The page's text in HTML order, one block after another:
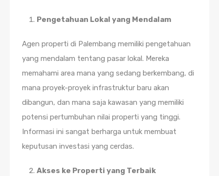
Pengetahuan Lokal yang Mendalam
Agen properti di Palembang memiliki pengetahuan
yang mendalam tentang pasar lokal. Mereka
memahami area mana yang sedang berkembang, di
mana proyek-proyek infrastruktur baru akan
dibangun, dan mana saja kawasan yang memiliki
potensi pertumbuhan nilai properti yang tinggi.
Informasi ini sangat berharga untuk membuat
keputusan investasi yang cerdas.
Akses ke Properti yang Terbaik